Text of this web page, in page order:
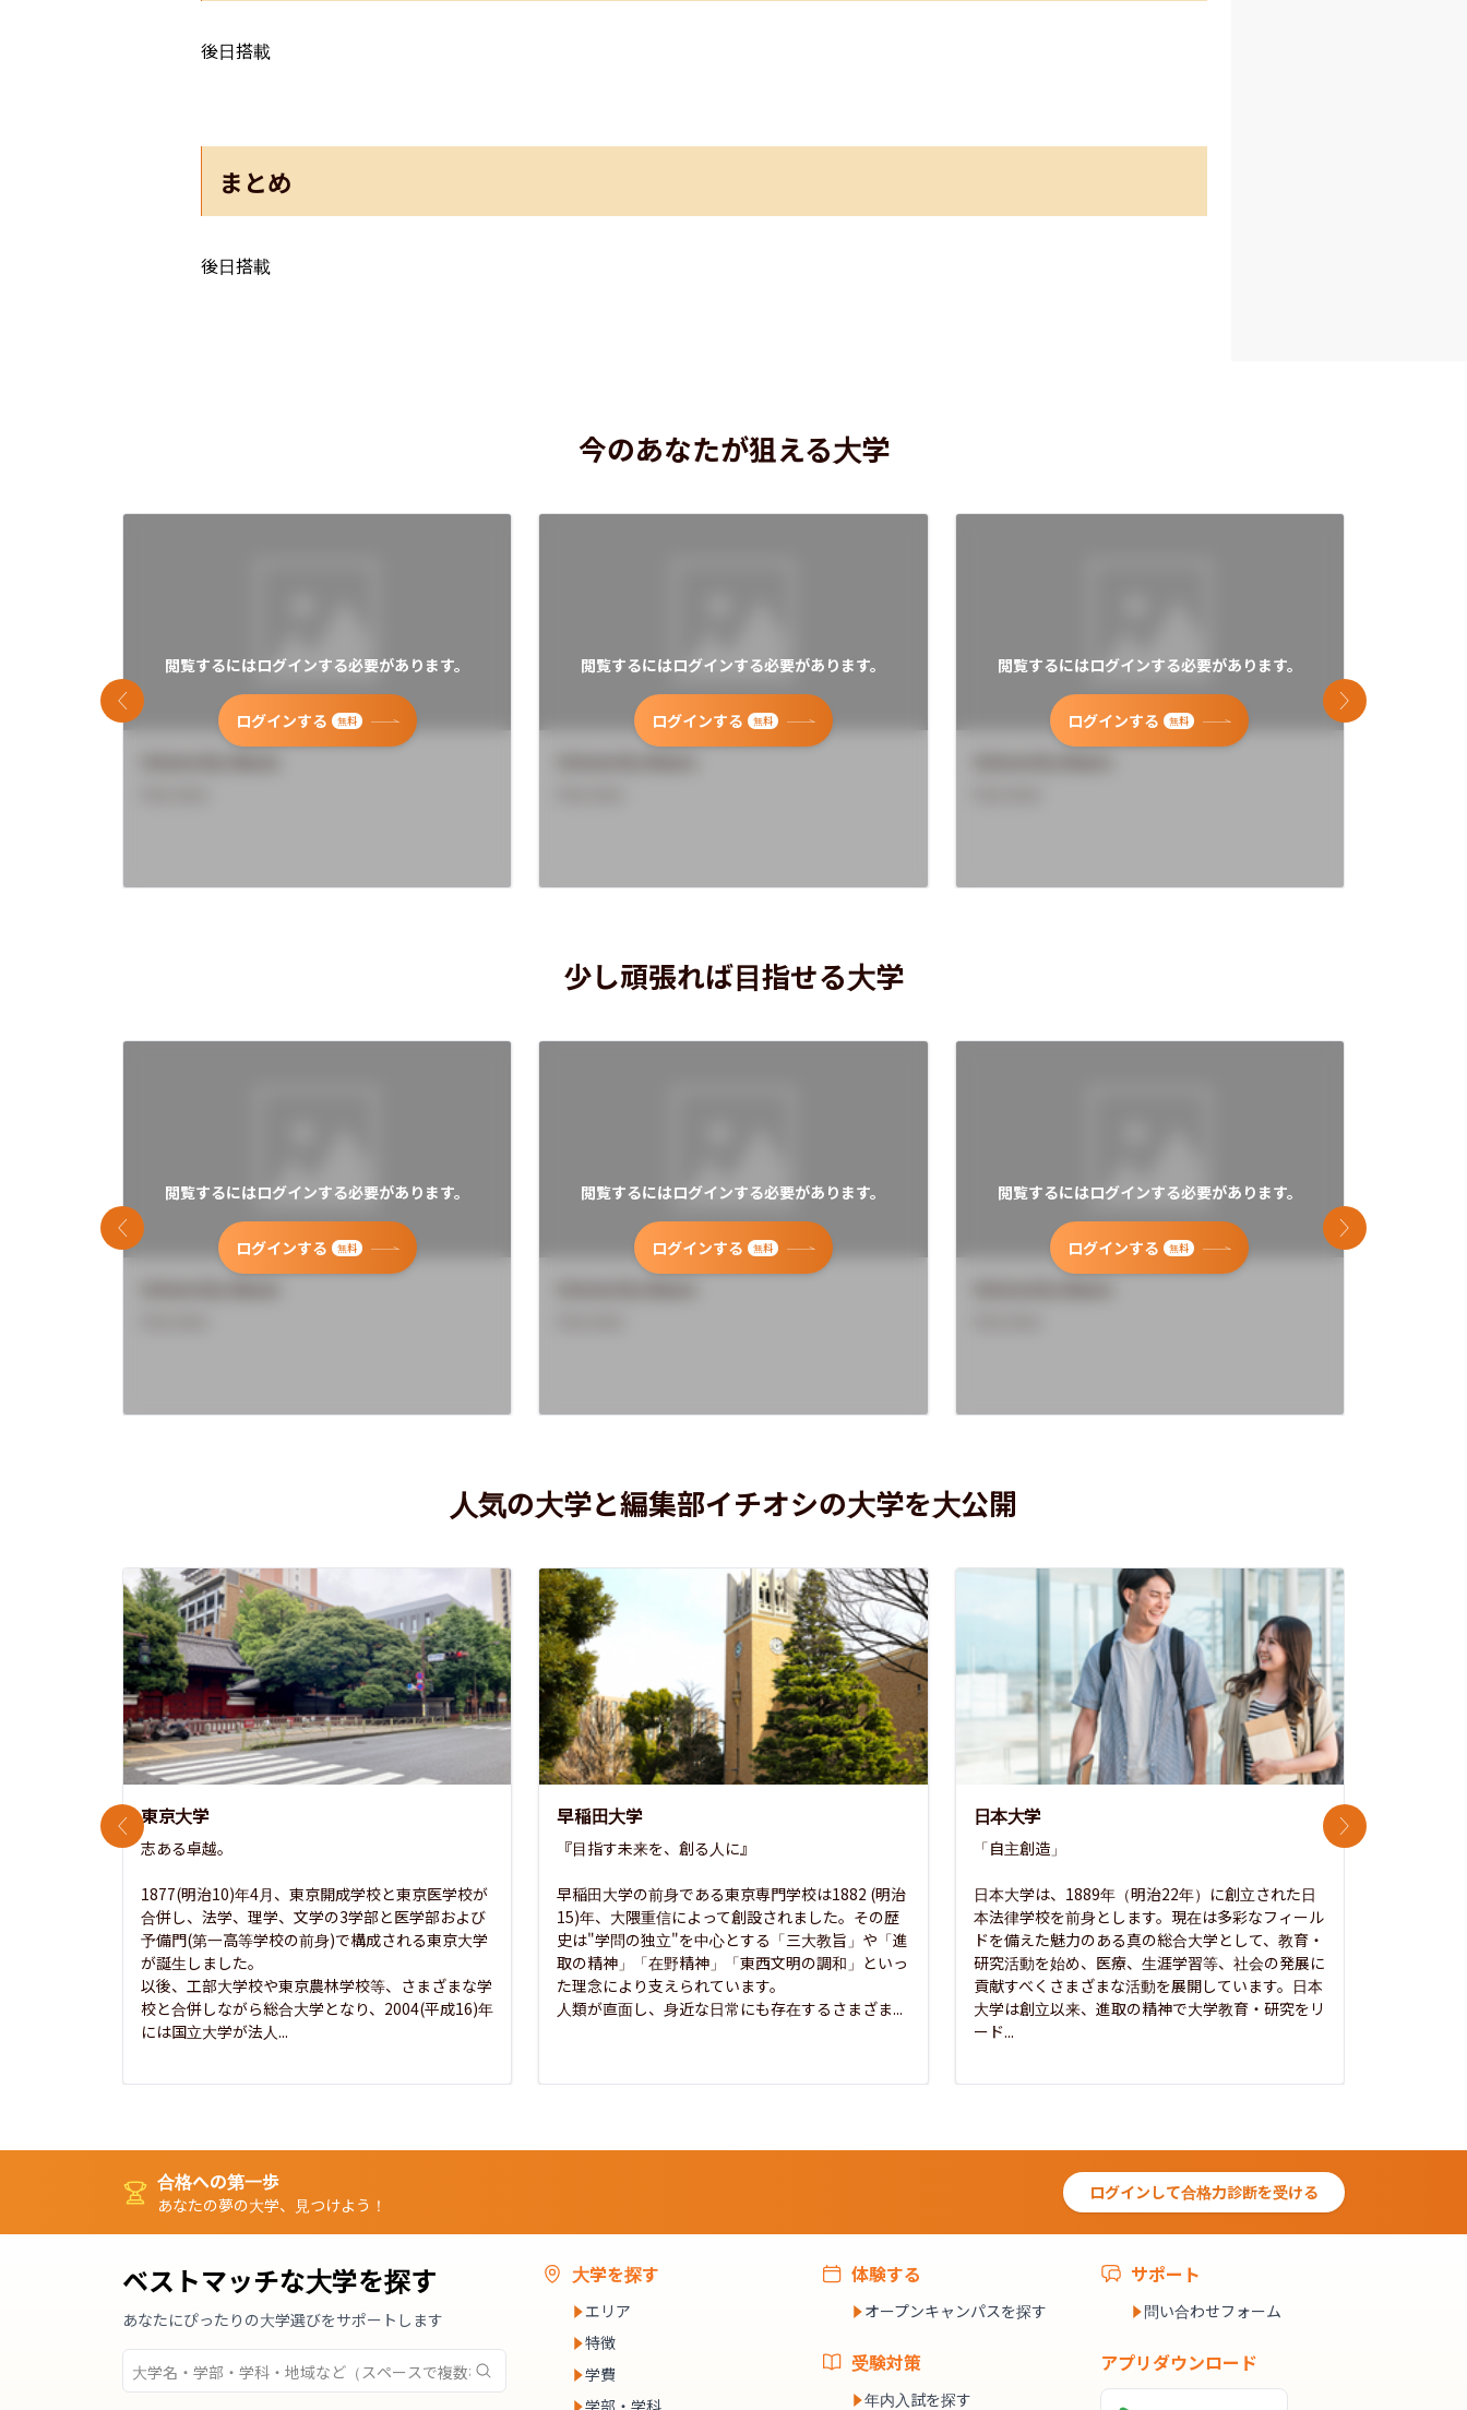
後日搭載
まとめ
後日搭載
今のあなたが狙える大学
閲覧するにはログインする必要があります。
ログインする 無料
閲覧するにはログインする必要があります。
ログインする 無料
閲覧するにはログインする必要があります。
ログインする 無料
前のスライド 次のスライド
少し頑張れば目指せる大学
閲覧するにはログインする必要があります。
ログインする 無料
閲覧するにはログインする必要があります。
ログインする 無料
閲覧するにはログインする必要があります。
ログインする 無料
前のスライド 次のスライド
人気の大学と編集部イチオシの大学を大公開
東京大学
志ある卓越。
1877(明治10)年4月、東京開成学校と東京医学校が
合併し、法学、理学、文学の3学部と医学部および
予備門(第一高等学校の前身)で構成される東京大学
が誕生しました。
以後、工部大学校や東京農林学校等、さまざまな学
校と合併しながら総合大学となり、2004(平成16)年
には国立大学が法人...
早稲田大学
『目指す未来を、創る人に』
早稲田大学の前身である東京専門学校は1882 (明治
15)年、大隈重信によって創設されました。その歴
史は"学問の独立"を中心とする「三大教旨」や「進
取の精神」「在野精神」「東西文明の調和」といっ
た理念により支えられています。
人類が直面し、身近な日常にも存在するさまざま...
日本大学
「自主創造」
日本大学は、1889年（明治22年）に創立された日
本法律学校を前身とします。現在は多彩なフィール
ドを備えた魅力のある真の総合大学として、教育・
研究活動を始め、医療、生涯学習等、社会の発展に
貢献すべくさまざまな活動を展開しています。日本
大学は創立以来、進取の精神で大学教育・研究をリ
ード...
前のスライド 次のスライド
合格への第一歩
あなたの夢の大学、見つけよう！
ログインして合格力診断を受ける
ベストマッチな大学を探す
あなたにぴったりの大学選びをサポートします
大学を探す
エリア
特徴
学費
学部・学科
体験する
オープンキャンパスを探す
受験対策
年内入試を探す
サポート
問い合わせフォーム
アプリダウンロード